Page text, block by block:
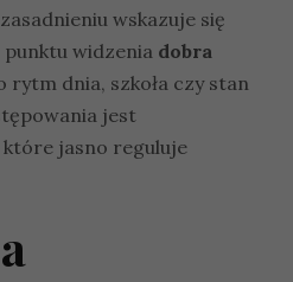
wskazuje się
widzenia dobra
rytm dnia, szkoła czy stan
jest
które jasno reguluje